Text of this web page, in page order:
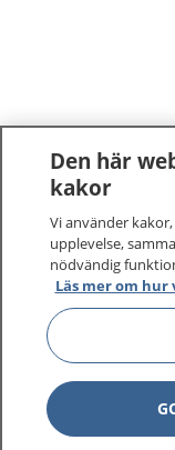
1177
På 1177.se får
sjukdomar och
Logga in för att
vårdärenden.
1177 ger dig råd
Den här
kakor
Vi använder
upplevelse,
nödvändig
Läs mer om